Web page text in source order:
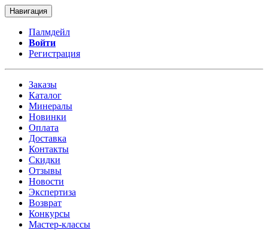
Навигация
Палмдейл
Войти
Регистрация
Заказы
Каталог
Минералы
Новинки
Оплата
Доставка
Контакты
Скидки
Отзывы
Новости
Экспертиза
Возврат
Конкурсы
Мастер-классы